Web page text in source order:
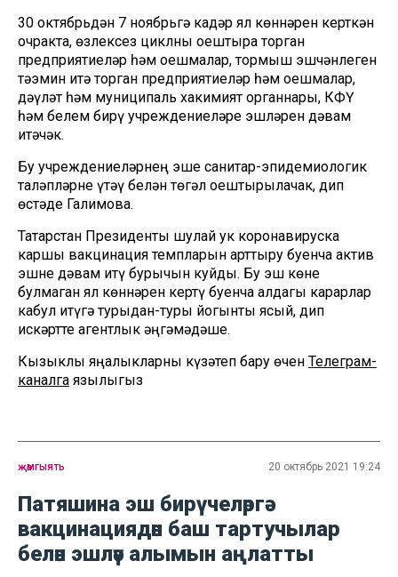
30 октябрьдән 7 ноябрьгә кадәр ял көннәрен керткән
очракта, өзлексез циклны оештыра торган
предприятиеләр һәм оешмалар, тормыш эшчәнлеген
тәэмин итә торган предприятиеләр һәм оешмалар,
дәүләт һәм муниципаль хакимият органнары, КФҮ
һәм белем бирү учреждениеләре эшләрен дәвам
итәчәк.
Бу учреждениеләрнең эше санитар-эпидемиологик
таләпләрне үтәү белән төгәл оештырылачак, дип
өстәде Галимова.
Татарстан Президенты шулай ук коронавируска
каршы вакцинация темпларын арттыру буенча актив
эшне дәвам итү бурычын куйды. Бу эш көне
булмаган ял көннәрен кертү буенча алдагы карарлар
кабул итүгә турыдан-туры йогынты ясый, дип
искәртте агентлык әңгәмәдәше.
Кызыклы яңалыкларны күзәтеп бару өчен Телеграм-
каналга язылыгыз
җәмгыять 20 октябрь 2021 19:24
Патяшина эш бирүчеләргә
вакцинациядән баш тартучылар
белән эшләү алымын аңлатты